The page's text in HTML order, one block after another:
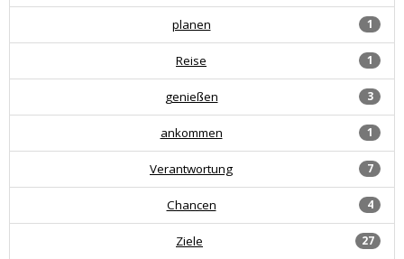
1
planen
1
Reise
3
genießen
1
ankommen
7
Verantwortung
4
Chancen
27
Ziele